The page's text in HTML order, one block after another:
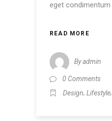
eget condimentum
READ MORE
Byadmin
0 Comments
Design, Lifestyle,